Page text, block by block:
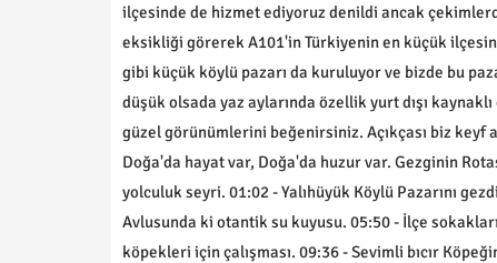
ilçesinde de hizmet ediyoruz denildi ancak
eksikliği görerek A101'in Türkiyenin en küçük
gibi küçük köylü pazarı da kuruluyor ve bizde bu
düşük olsada yaz aylarında özellik yurt dışı
güzel görünümlerini beğenirsiniz. Açıkçası biz
Doğa'da hayat var, Doğa'da huzur var. Gezginin
yolculuk seyri. 01:02 - Yalıhüyük Köylü Pazarını
Avlusunda ki otantik su kuyusu. 05:50 - İlçe
köpekleri için çalışması. 09:36 - Sevimli bıcır